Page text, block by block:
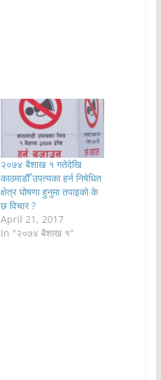
२०७४ बैशाख १ गतेदेखि
काठमाडौँ उपत्यका हर्न निषेधित
क्षेत्र घोषणा हुनुमा तपाइको के
छ विचार ?
April 21, 2017
In "२०७४ बैशाख १"